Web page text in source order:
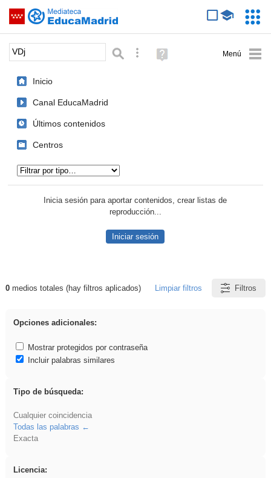
Saltar navegación
Palabra o frase: Búsqueda avanzada
Ayuda
(en
Inicio
Canal EducaMadrid
Últimos contenidos
Centros
Inicia sesión para aportar contenidos, crear listas de
reproducción...
Iniciar sesión
Resultados de: VDj
0medios totales (hay filtros aplicados) Limpiar filtros Filtros
Opciones adicionales:
Mostrar protegidos por contraseña
Incluir palabras similares
Tipo de búsqueda:
Cualquier coincidencia
Todas las palabras
Exacta
Licencia: